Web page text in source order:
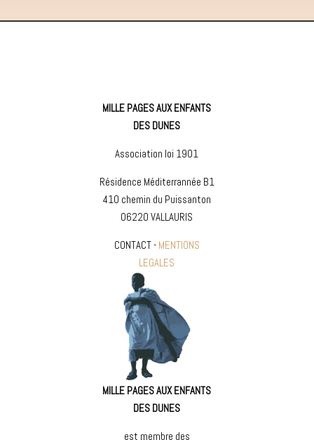
Photo
MILLE PAGES AUX ENFANTS
DES DUNES
Association loi 1901
Résidence Méditerrannée B1
410 chemin du Puissanton
06220 VALLAURIS
CONTACT - MENTIONS
LEGALES
MILLE PAGES AUX ENFANTS
DES DUNES
est membre des